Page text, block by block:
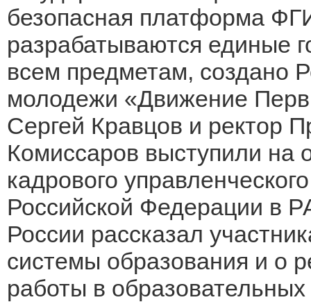
безопасная платформа
разрабатываются единые
всем предметам, создано
молодежи «Движение
Сергей Кравцов и ректор
Комиссаров выступили на
кадрового
Российской Федерации в
России рассказал
системы образования и о
работы в образовательных